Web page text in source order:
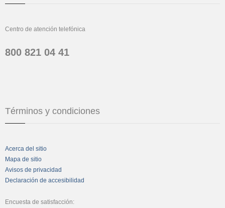
Centro de atención telefónica
800 821 04 41
Términos y condiciones
Acerca del sitio
Mapa de sitio
Avisos de privacidad
Declaración de accesibilidad
Encuesta de satisfacción: